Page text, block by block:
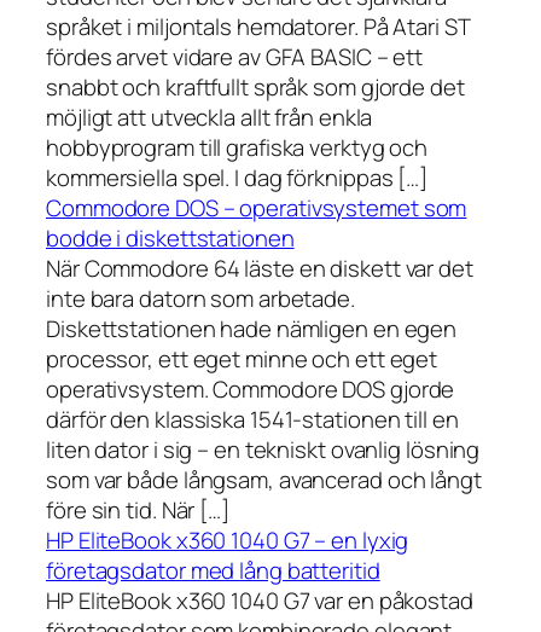
språket i miljontals hemdatorer. På Atari ST
fördes arvet vidare av GFA BASIC – ett
snabbt och kraftfullt språk som gjorde det
möjligt att utveckla allt från enkla
hobbyprogram till grafiska verktyg och
kommersiella spel. I dag förknippas […]
Commodore DOS – operativsystemet som
bodde i diskettstationen
När Commodore 64 läste en diskett var det
inte bara datorn som arbetade.
Diskettstationen hade nämligen en egen
processor, ett eget minne och ett eget
operativsystem. Commodore DOS gjorde
därför den klassiska 1541-stationen till en
liten dator i sig – en tekniskt ovanlig lösning
som var både långsam, avancerad och långt
före sin tid. När […]
HP EliteBook x360 1040 G7 – en lyxig
företagsdator med lång batteritid
HP EliteBook x360 1040 G7 var en påkostad